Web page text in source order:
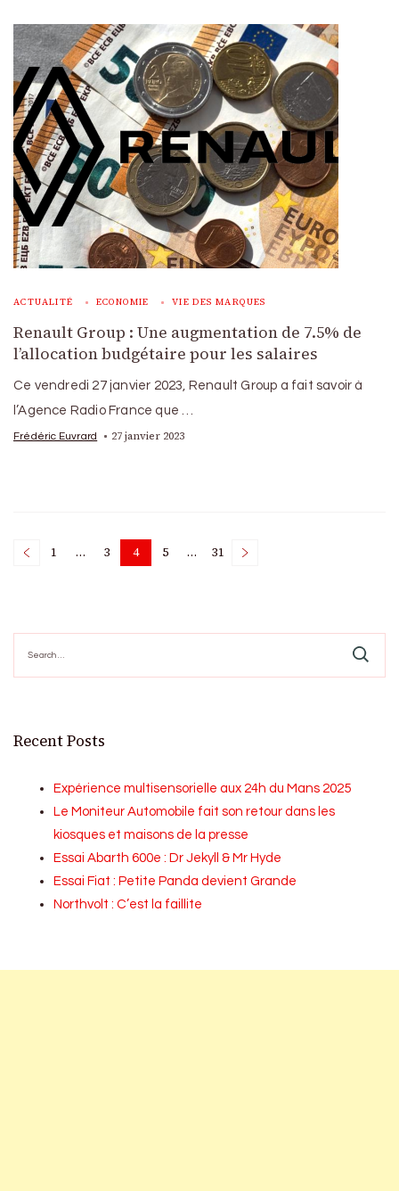
ACTUALITÉ ECONOMIE VIE DES MARQUES
Renault Group : Une augmentation de 7.5% de
l’allocation budgétaire pour les salaires
Ce vendredi 27 janvier 2023, Renault Group a fait savoir à
l’Agence Radio France que …
Frédéric Euvrard 27 janvier 2023
Posts
Page
1 … Page
3 Page
4 Page
5 … Page
31
for:
Recent Posts
Expérience multisensorielle aux 24h du Mans 2025
Le Moniteur Automobile fait son retour dans les
kiosques et maisons de la presse
Essai Abarth 600e : Dr Jekyll & Mr Hyde
Essai Fiat : Petite Panda devient Grande
Northvolt : C’est la faillite